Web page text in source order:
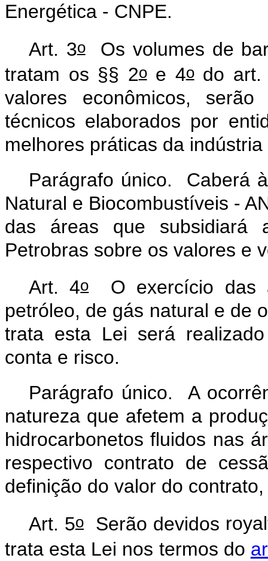
Energética - CNPE.
Art. 3oOs volumes de
tratam os §§ 2oe 4odo art.
valores econômicos,
técnicos elaborados por
melhores práticas da
Parágrafo único. Caberá
Natural e Biocombustíveis -
das áreas que subsidiará
Petrobras sobre os valores e
Art. 4oO exercício das
petróleo, de gás natural e de
trata esta Lei será
conta e risco.
Parágrafo único. A
natureza que afetem a
hidrocarbonetos fluidos nas
respectivo contrato de
definição do valor do
Art. 5o Serão devidos
trata esta Lei nos termos do